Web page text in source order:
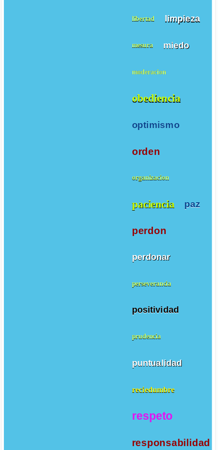
libertad limpieza
mesura miedo
moderacion
obediencia
optimismo
orden
organizacion
paciencia paz
perdon
perdonar
perseverancia
positividad
prudencia
puntualidad
reciedumbre
respeto
responsabilidad